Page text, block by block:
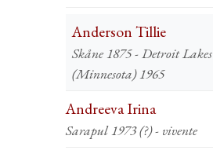
Anderson Tillie
Skåne 1875 - Detroit Lakes
(Minnesota) 1965
Andreeva Irina
Sarapul 1973 (?) - vivente